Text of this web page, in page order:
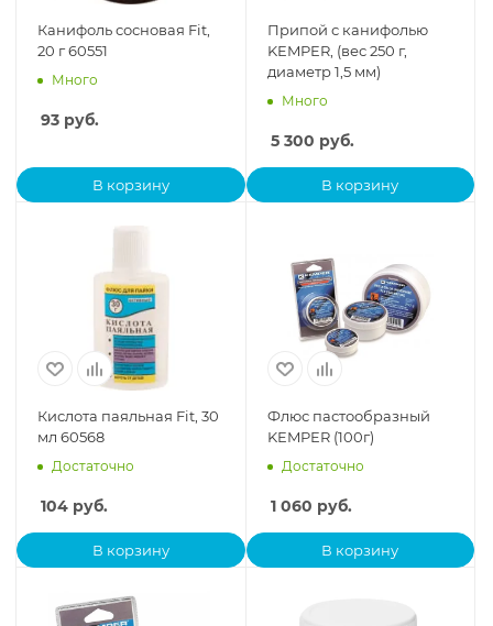
Канифоль сосновая Fit,
20 г 60551
Много
93 руб.
В корзину
Припой с канифолью
KEMPER, (вес 250 г,
диаметр 1,5 мм)
Много
5 300 руб.
В корзину
Кислота паяльная Fit, 30
мл 60568
Достаточно
104 руб.
В корзину
Флюс пастообразный
KEMPER (100г)
Достаточно
1 060 руб.
В корзину